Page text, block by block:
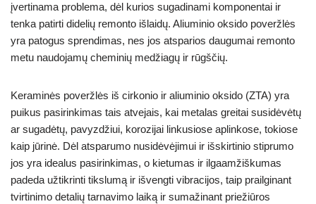
įvertinama problema, dėl kurios sugadinami komponentai ir
tenka patirti didelių remonto išlaidų. Aliuminio oksido poveržlės
yra patogus sprendimas, nes jos atsparios daugumai remonto
metu naudojamų cheminių medžiagų ir rūgščių.
Keraminės poveržlės iš cirkonio ir aliuminio oksido (ZTA) yra
puikus pasirinkimas tais atvejais, kai metalas greitai susidėvėtų
ar sugadėtų, pavyzdžiui, korozijai linkusiose aplinkose, tokiose
kaip jūrinė. Dėl atsparumo nusidėvėjimui ir išskirtinio stiprumo
jos yra idealus pasirinkimas, o kietumas ir ilgaamžiškumas
padeda užtikrinti tikslumą ir išvengti vibracijos, taip prailginant
tvirtinimo detalių tarnavimo laiką ir sumažinant priežiūros